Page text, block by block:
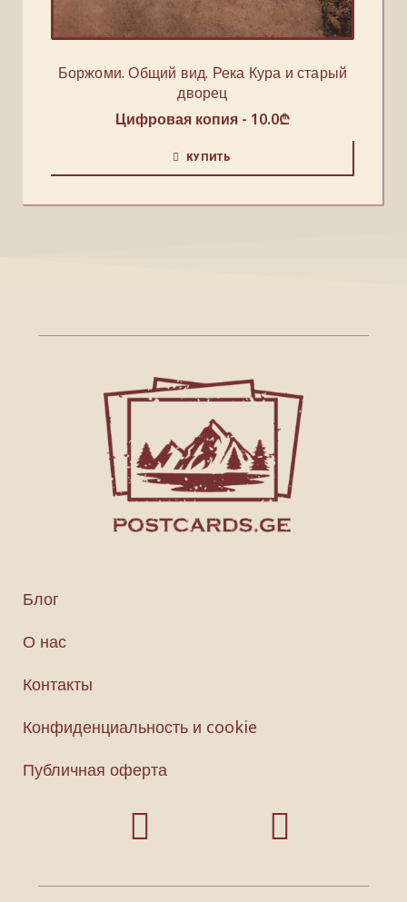
Боржоми. Общий вид. Река Кура и старый
дворец
Цифровая копия - 10.0₾
КУПИТЬ
Блог
О нас
Контакты
Конфиденциальность и cookie
Публичная оферта